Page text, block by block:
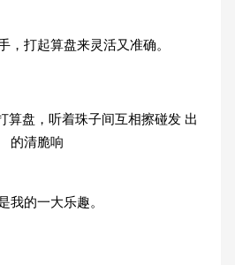
，打起算盘来灵活又准确。
算盘，听着珠子间互相擦碰发 出
的清脆响
我的一大乐趣。